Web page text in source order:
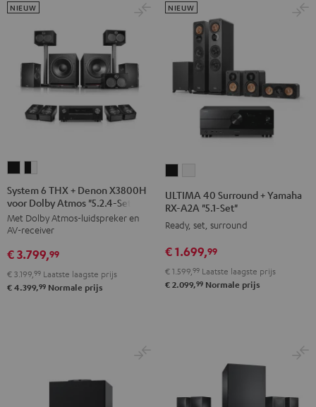
6
THX
+
Denon
X3800H
voor
Dolby
THX
+
Denon
X3800H
voor
Dolby
System 6 THX + Denon X3800H
voor Dolby Atmos "5.2.4-Set"
Met Dolby Atmos-luidspreker en
AV-receiver
NIEUW
€ 3.799,99
€ 3.199, 99 Laatste laagste prijs
€ 4.399,99 Normale prijs
Surround
+
RX-
A2A
"5.1-
Surround
+
RX-
A2A
"5.1-
ULTIMA 40 Surround + Yamaha
RX-A2A "5.1-Set"
Ready, set, surround
NIEUW
€ 1.699,99
€ 1.599,99 Laatste laagste prijs
€ 2.099,99 Normale prijs